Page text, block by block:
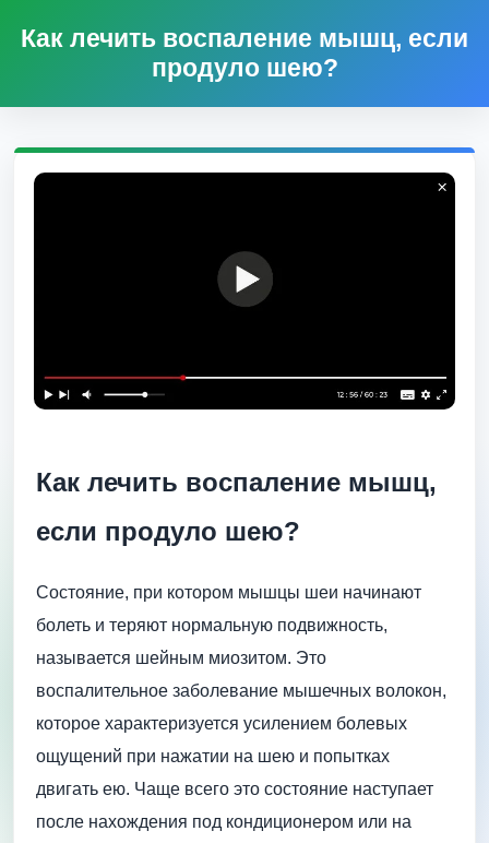
Как лечить воспаление мышц, если
продуло шею?
Как лечить воспаление мышц,
если продуло шею?
Состояние, при котором мышцы шеи начинают
болеть и теряют нормальную подвижность,
называется шейным миозитом. Это
воспалительное заболевание мышечных волокон,
которое характеризуется усилением болевых
ощущений при нажатии на шею и попытках
двигать ею. Чаще всего это состояние наступает
после нахождения под кондиционером или на